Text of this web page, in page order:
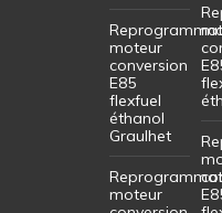
moteur
conversion
E85
flexfuel
éthanol
Graulhet
moteur